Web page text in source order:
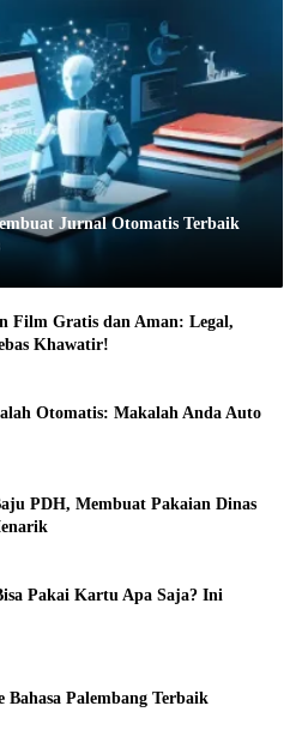
Jurnal Otomatis Terbaik
Film Gratis dan Aman: Legal,
Khawatir!
Otomatis: Makalah Anda Auto
PDH, Membuat Pakaian Dinas
Pakai Kartu Apa Saja? Ini
Bahasa Palembang Terbaik